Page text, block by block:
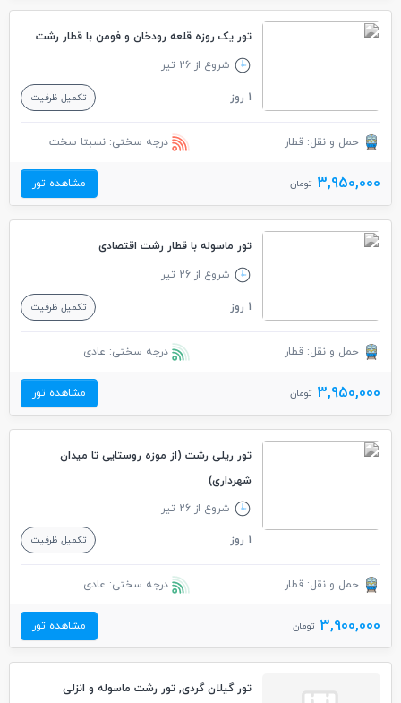
تور یک روزه قلعه رودخان و فومن با قطار رشت
شروع از 26 تیر
1 روز تکمیل ظرفیت
حمل و نقل: قطار درجه سختی: نسبتا سخت
3,950,000 تومان مشاهده تور
تور ماسوله با قطار رشت اقتصادی
شروع از 26 تیر
1 روز تکمیل ظرفیت
حمل و نقل: قطار درجه سختی: عادی
3,950,000 تومان مشاهده تور
تور ریلی رشت (از موزه روستایی تا میدان
شهرداری)
شروع از 26 تیر
1 روز تکمیل ظرفیت
حمل و نقل: قطار درجه سختی: عادی
3,900,000 تومان مشاهده تور
تور گیلان گردی, تور رشت ماسوله و انزلی